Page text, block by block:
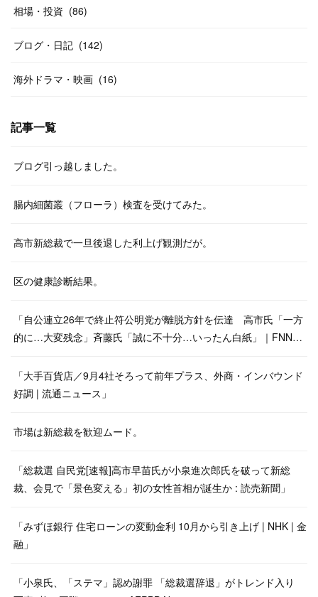
相場・投資 (86)
ブログ・日記 (142)
海外ドラマ・映画 (16)
記事一覧
ブログ引っ越しました。
腸内細菌叢（フローラ）検査を受けてみた。
高市新総裁で一旦後退した利上げ観測だが。
区の健康診断結果。
「自公連立26年で終止符公明党が離脱方針を伝達 高市氏「一方
的に…大変残念」斉藤氏「誠に不十分…いったん白紙」｜FNN…
「大手百貨店／9月4社そろって前年プラス、外商・インバウンド
好調 | 流通ニュース」
市場は新総裁を歓迎ムード。
「総裁選 自民党[速報]高市早苗氏が小泉進次郎氏を破って新総
裁、会見で「景色変える」初の女性首相が誕生か : 読売新聞」
「みずほ銀行 住宅ローンの変動金利 10月から引き上げ | NHK | 金
融」
「小泉氏、「ステマ」認め謝罪 「総裁選辞退」がトレンド入り